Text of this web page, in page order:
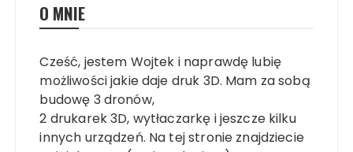
O MNIE
Cześć, jestem Wojtek i naprawdę lubię
możliwości jakie daje druk 3D. Mam za sobą
budowę 3 dronów,
2 drukarek 3D, wytłaczarkę i jeszcze kilku
innych urządzeń. Na tej stronie znajdziecie